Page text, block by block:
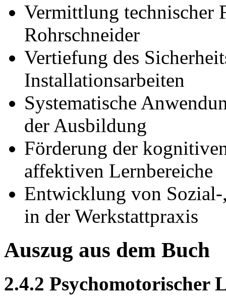
Vermittlung technischer
Rohrschneider
Vertiefung des
Installationsarbeiten
Systematische
der Ausbildung
Förderung der
affektiven Lernbereiche
Entwicklung von
in der Werkstattpraxis
Auszug aus dem Buch
2.4.2 Psychomotorischer